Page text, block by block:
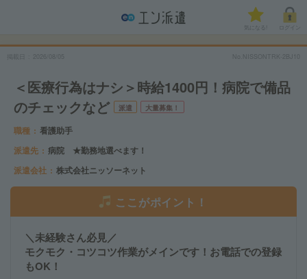
気になる!
2026/08/05 No.NISSONTRK-2BJ10
＜医療行為はナシ＞時給1400円！病院で備品
のチェックなど
派遣 大量募集！
職種
看護助手
派遣先
病院 ★勤務地選べます！
派遣会社
株式会社ニッソーネット
ここがポイント！
＼未経験さん必見／
モクモク・コツコツ作業がメインです！お電話での登録
もOK！